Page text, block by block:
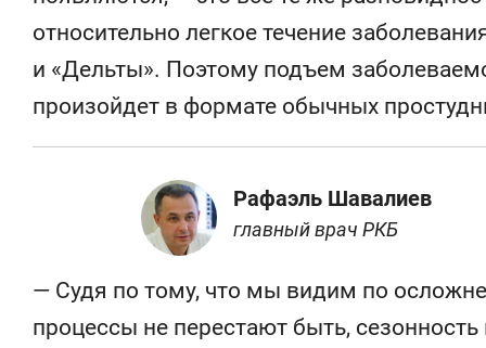
относительно легкое течение
и «Дельты». Поэтому подъем
произойдет в формате обычных
Рафаэль Шавалиев
главный врач РКБ
— Судя по тому, что мы видим по
процессы не перестают быть, сезонность